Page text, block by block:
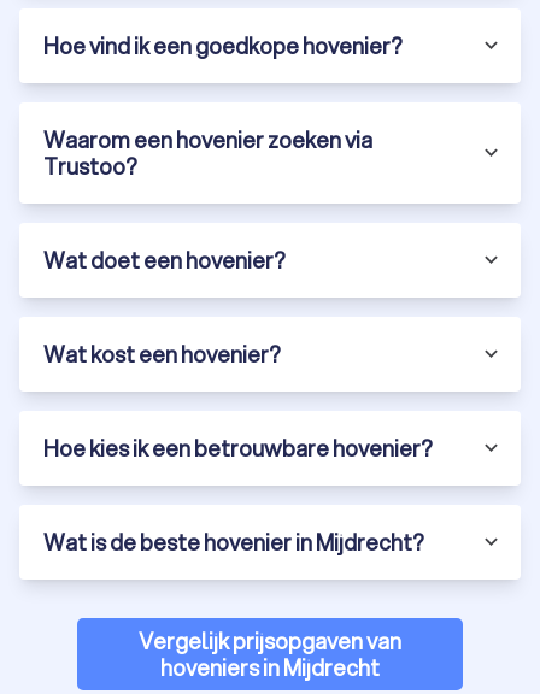
Bij Trustoo hebben we een selectie gemaakt van de meest
ervaren en betrouwbare hoveniers in Mijdrecht. Onze top 10 is
gebaseerd op klantbeoordelingen, ervaring en
en vergelijk je eenvoudig hoveniers.
Gratis offertes:vraag vrijblijvend meerdere offertes aan
van hoveniers in Mijdrecht.
andere klanten.
Diversiteit:
vind een tuinbedrijf die gespecialiseerd is in
tuinontwerp, tuinaanleg of onderhoud.
Laat je tuinproject uitvoeren door een ervaren hovenier in
onderhoudsvriendelijke tuin. Vraag vandaag nog gratis
Hoe vind ik een goedkope hovenier?
Waarom een hovenier zoeken via
Trustoo?
Wat doet een hovenier?
Wat kost een hovenier?
Hoe kies ik een betrouwbare hovenier?
Wat is de beste hovenier in Mijdrecht?
Vergelijk prijsopgaven van
hoveniers in Mijdrecht